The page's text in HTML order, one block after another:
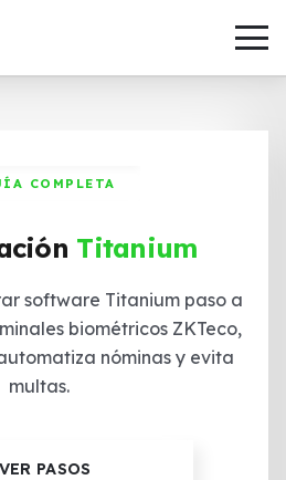
COMPLETA
Titanium
software Titanium paso a
biométricos ZKTeco,
nóminas y evita
multas.
VER PASOS